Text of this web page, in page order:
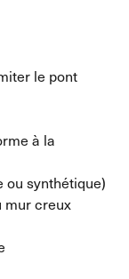
le pont
à la
ou synthétique)
mur creux